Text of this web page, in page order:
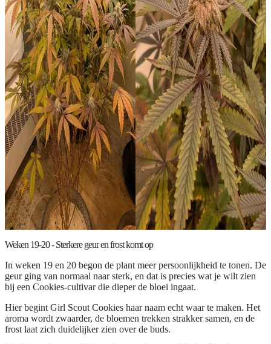
Weken 19-20 - Sterkere geur en frost komt op
In weken 19 en 20 begon de plant meer persoonlijkheid te tonen. De
geur ging van normaal naar sterk, en dat is precies wat je wilt zien
bij een Cookies-cultivar die dieper de bloei ingaat.
Hier begint Girl Scout Cookies haar naam echt waar te maken. Het
aroma wordt zwaarder, de bloemen trekken strakker samen, en de
frost laat zich duidelijker zien over de buds.